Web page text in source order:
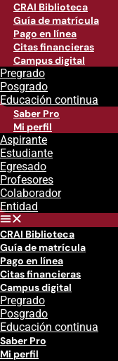
CRAI Biblioteca
Guía de matrícula
Pago en línea
Citas financieras
Campus digital
Pregrado
Posgrado
Educación continua
Saber Pro
Mi perfil
Aspirante
Estudiante
Egresado
Profesores
Colaborador
Entidad
CRAI Biblioteca
Guía de matrícula
Pago en línea
Citas financieras
Campus digital
Pregrado
Posgrado
Educación continua
Saber Pro
Mi perfil